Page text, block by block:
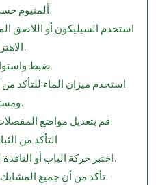
ألمنيوم حسب التصميم.
استخدم السيليكون أو اللاصق
الاهتزازات.
5.⁠ ⁠ضبط
استخدم ميزان الماء للتأكد
ومستقيم.
قم بتعديل مواضع المفصلات أو القنوات حسب الحاجة.
6.⁠ ⁠التأكد من
اختبر حركة الباب أو النافذة للتأكد من أنها تعمل بسلاسة.
تأكد من أن جميع المشابك والمفصلات مثبتة بإحكام.